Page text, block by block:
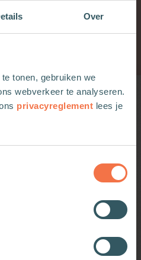
Over
tonen, gebruiken we
webverkeer te analyseren.
privacyreglement lees je
De eerste dag
‘Inferno. De ontdekking